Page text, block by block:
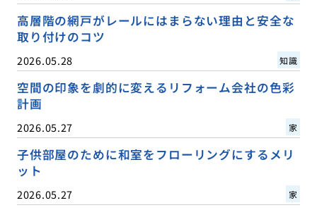
高層階の網戸がレールにはまらない理由と安全な
取り付けのコツ
2026.05.28 知識
空間の印象を劇的に変えるリフォーム会社の色彩
計画
2026.05.27 家
子供部屋のために和室をフローリングにするメリ
ット
2026.05.27 家